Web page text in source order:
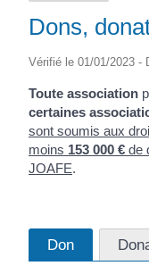
Dons,
Vérifié le 01/01/2023 -
Toute association
certaines
sont soumis aux
moins 153 000 € de
JOAFE.
Don